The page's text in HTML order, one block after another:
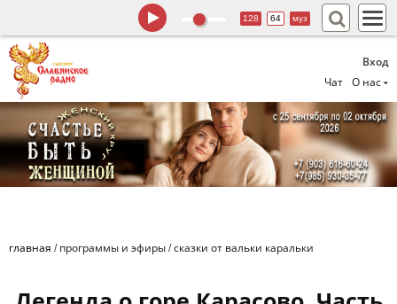
Вход
Чат
О нас
128 64 муз
главная / программы и эфиры /сказки от вальки каральки